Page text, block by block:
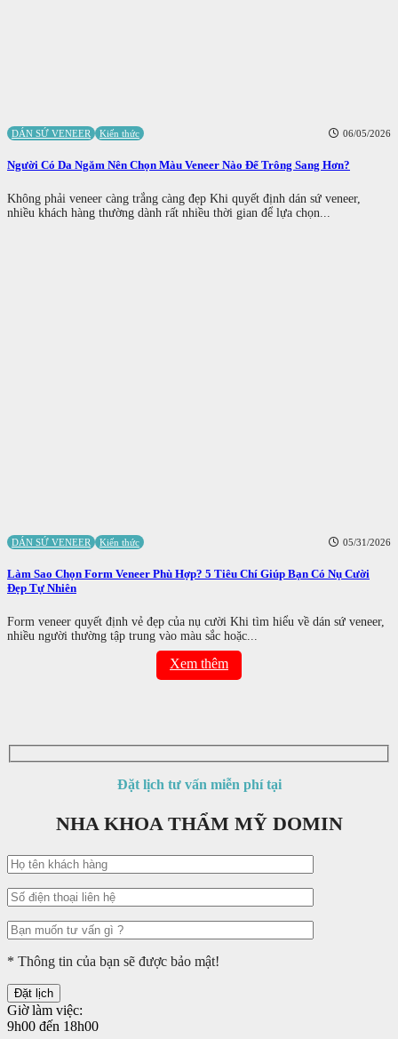
DÁN SỨ VENEER Kiến thức 06/05/2026
Người Có Da Ngăm Nên Chọn Màu Veneer Nào Để Trông Sang Hơn?
Không phải veneer càng trắng càng đẹp Khi quyết định dán sứ veneer,
nhiều khách hàng thường dành rất nhiều thời gian để lựa chọn...
DÁN SỨ VENEER Kiến thức 05/31/2026
Làm Sao Chọn Form Veneer Phù Hợp? 5 Tiêu Chí Giúp Bạn Có Nụ Cười
Đẹp Tự Nhiên
Form veneer quyết định vẻ đẹp của nụ cười Khi tìm hiểu về dán sứ veneer,
nhiều người thường tập trung vào màu sắc hoặc...
Xem thêm
Đặt lịch tư vấn miễn phí tại
NHA KHOA THẨM MỸ DOMIN
* Thông tin của bạn sẽ được bảo mật!
Giờ làm việc:
9h00 đến 18h00